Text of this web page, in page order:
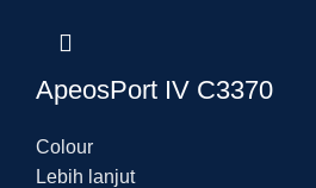
ApeosPort IV C3370
Colour
Lebih lanjut